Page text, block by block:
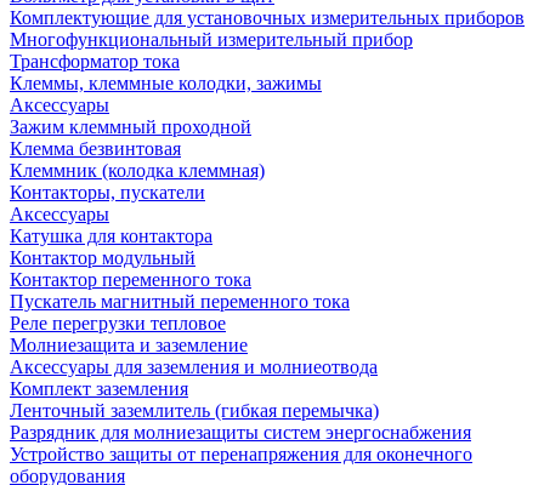
Комплектующие для установочных измерительных приборов
Многофункциональный измерительный прибор
Трансформатор тока
Клеммы, клеммные колодки, зажимы
Аксессуары
Зажим клеммный проходной
Клемма безвинтовая
Клеммник (колодка клеммная)
Контакторы, пускатели
Аксессуары
Катушка для контактора
Контактор модульный
Контактор переменного тока
Пускатель магнитный переменного тока
Реле перегрузки тепловое
Молниезащита и заземление
Аксессуары для заземления и молниеотвода
Комплект заземления
Ленточный заземлитель (гибкая перемычка)
Разрядник для молниезащиты систем энергоснабжения
Устройство защиты от перенапряжения для оконечного
оборудования